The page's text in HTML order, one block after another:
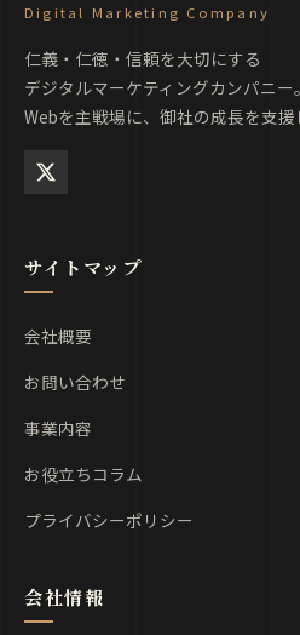
Digital Marketing Company
仁義・仁徳・信頼を大切にする
デジタルマーケティングカンパニー。
Webを主戦場に、御社の成長を支援
サイトマップ
会社概要
お問い合わせ
事業内容
お役立ちコラム
プライバシーポリシー